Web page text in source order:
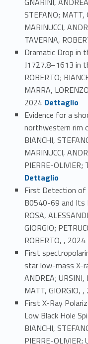
STEFANO; MATT,
MARINUCCI,
TAVERNA,
Dramatic Drop in
J1727.8–1613 in
ROBERTO;
MARRA,
2024 Link identifier #identifier_person_80185-41
Dettaglio
Evidence for a
northwestern rim
BIANCHI,
MARINUCCI,
PIERRE-OLIVIER;
Dettaglio
First Detection of
B0540-69 and Its
ROSA,
GIORGIO;
ROBERTO, , 2024
First
star low-mass X-
ANDREA; URSINI,
MATT, GIORGIO,
First X-Ray
Low Black Hole
BIANCHI,
PIERRE-OLIVIER;